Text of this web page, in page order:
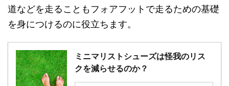
道などを走ることもフォアフットで走るための基礎
を身につけるのに役立ちます。
ミニマリストシューズは怪我のリス
クを減らせるのか？